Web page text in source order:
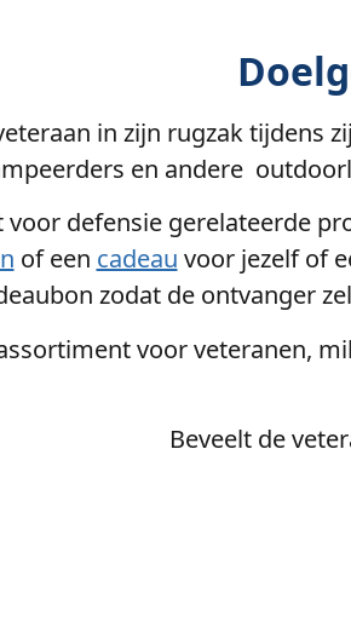
in zijn rugzak tijdens
en andere
voor defensie gerelateerde
of een cadeau voor jezelf of
zodat de ontvanger
voor veteranen,
Beveelt de